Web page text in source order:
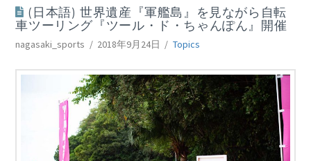
(日本語) 世界遺産『軍艦島』を見ながら自転
車ツーリング『ツール・ド・ちゃんぽん』開催
nagasaki_sports 2018年9月24日 Topics